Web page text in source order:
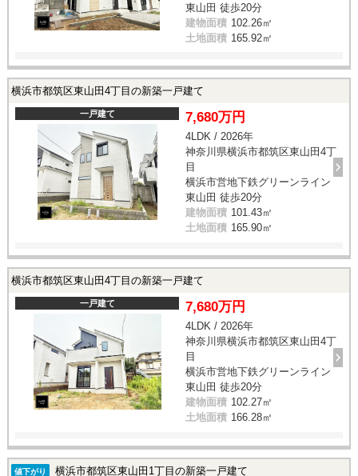
東山田 徒歩20分
建物面積 102.26㎡
土地面積 165.92㎡
横浜市都筑区東山田4丁目の新築一戸建て
一戸建て 7,680万円
4LDK / 2026年
神奈川県横浜市都筑区東山田4丁
目
横浜市営地下鉄グリーンライン
東山田 徒歩20分
建物面積 101.43㎡
土地面積 165.90㎡
横浜市都筑区東山田4丁目の新築一戸建て
一戸建て 7,680万円
4LDK / 2026年
神奈川県横浜市都筑区東山田4丁
目
横浜市営地下鉄グリーンライン
東山田 徒歩20分
建物面積 102.27㎡
土地面積 166.28㎡
値下がり 横浜市都筑区東山田1丁目の新築一戸建て